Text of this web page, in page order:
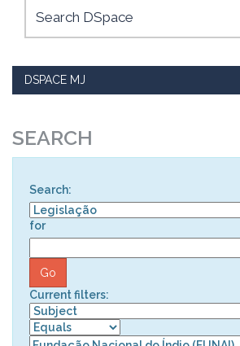
DSPACE MJ
SEARCH
Search:
for
Current filters: